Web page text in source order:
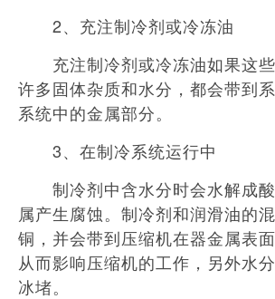
2、充注制冷剂或冷冻油
充注制冷剂或冷冻油如果这些
许多固体杂质和水分，都会带到
系统中的金属部分。
3、在制冷系统运行中
制冷剂中含水分时会水解成酸
属产生腐蚀。制冷剂和润滑油的
铜，并会带到压缩机在器金属表
从而影响压缩机的工作，另外水
冰堵。